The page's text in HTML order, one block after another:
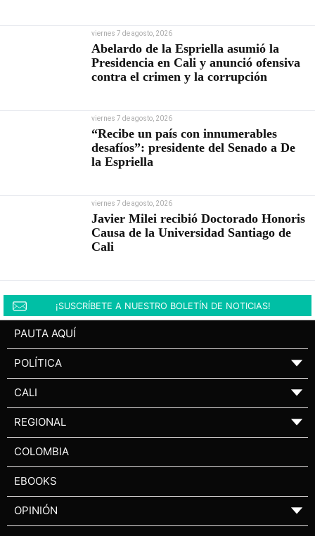
viernes 7 de agosto, 2026
Abelardo de la Espriella asumió la
Presidencia en Cali y anunció ofensiva
contra el crimen y la corrupción
viernes 7 de agosto, 2026
“Recibe un país con innumerables
desafíos”: presidente del Senado a De
la Espriella
viernes 7 de agosto, 2026
Javier Milei recibió Doctorado Honoris
Causa de la Universidad Santiago de
Cali
¡SUSCRÍBETE A NUESTRO BOLETÍN DE NOTICIAS!
PAUTA AQUÍ
POLÍTICA ▼
CALI ▼
REGIONAL ▼
COLOMBIA
EBOOKS
OPINIÓN ▼